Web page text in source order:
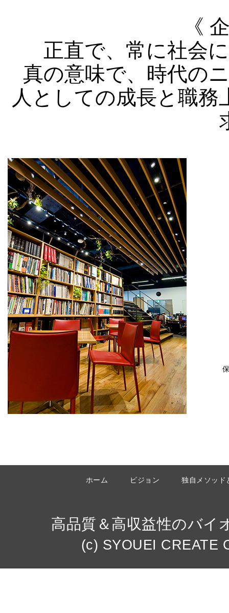
《
正直で、常に社会
真の意味で、時代の
人としての成長と職
ホーム ビジョン 独自メソッド
高品質＆高収益性のバイ
(c) SYOUEI